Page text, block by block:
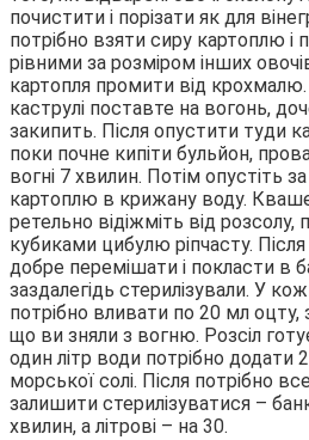
почистити і порізати як для
потрібно взяти сиру картоплю і
рівними за розміром інших
картопля промити від
каструлі поставте на вогонь,
закипить. Після опустити туди
поки почне кипіти бульйон,
вогні 7 хвилин. Потім опустіть
картоплю в крижану воду.
ретельно відіжміть від
кубиками цибулю ріпчасту. Після
добре перемішати і покласти в
заздалегідь стерилізували. У
потрібно вливати по 20 мл
що ви зняли з вогню. Розсіл
один літр води потрібно додати
морської солі. Після потрібно
залишити стерилізуватися –
хвилин, а літрові – на 30.